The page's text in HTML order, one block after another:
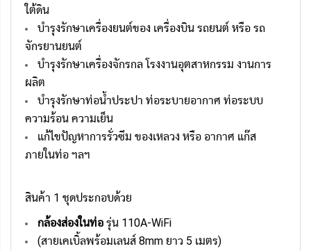
ใต้ดิน
บำรุงรักษาเครื่องยนต์ของ เครื่องบิน รถยนต์ หรือ รถ
จักรยานยนต์
บำรุงรักษาเครื่องจักรกล โรงงานอุตสาหกรรม งานการ
ผลิต
บำรุงรักษาท่อน้ำประปา ท่อระบายอากาศ ท่อระบบ
ความร้อน ความเย็น
แก้ไขปัญหาการรั่วซึม ของเหลวง หรือ อากาศ แก๊ส
ภายในท่อ ฯลฯ
สินค้า 1 ชุดประกอบด้วย
กล้องส่องในท่อ รุ่น 110A-WiFi
(สายเคเบิ้ลพร้อมเลนส์ 8mm ยาว 5 เมตร)